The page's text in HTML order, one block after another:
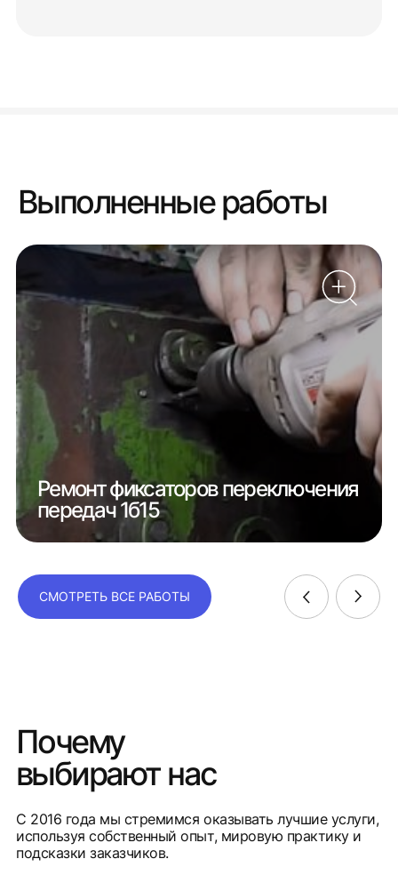
Выполненные работы
Ремонт фиксаторов переключения
передач 1б15
СМОТРЕТЬ ВСЕ РАБОТЫ
Почему
выбирают нас
С 2016 года мы стремимся оказывать лучшие услуги,
используя собственный опыт, мировую практику и
подсказки заказчиков.